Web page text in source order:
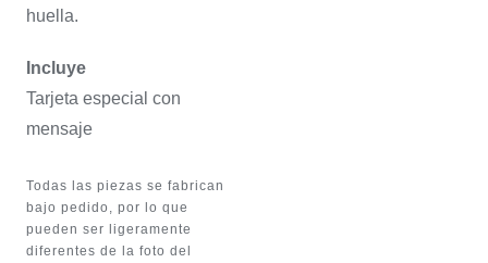
huella.
Incluye
Tarjeta especial con
mensaje
Todas las piezas se fabrican
bajo pedido, por lo que
pueden ser ligeramente
diferentes de la foto del